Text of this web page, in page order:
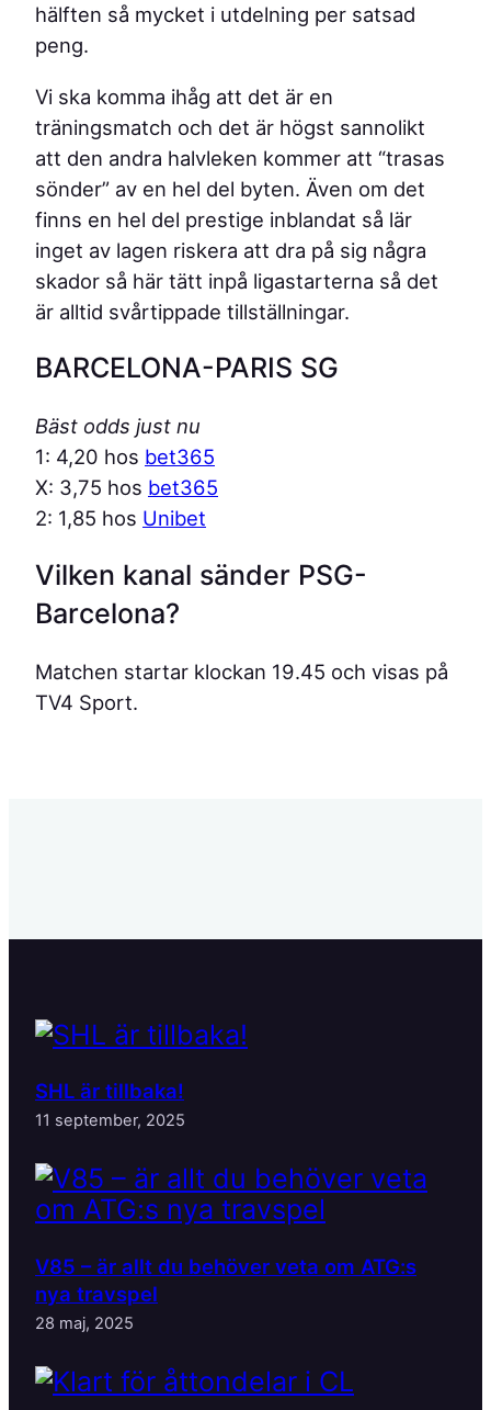
hälften så mycket i utdelning per satsad
peng.
Vi ska komma ihåg att det är en
träningsmatch och det är högst sannolikt
att den andra halvleken kommer att “trasas
sönder” av en hel del byten. Även om det
finns en hel del prestige inblandat så lär
inget av lagen riskera att dra på sig några
skador så här tätt inpå ligastarterna så det
är alltid svårtippade tillställningar.
BARCELONA-PARIS SG
Bäst odds just nu
1: 4,20 hos bet365
X: 3,75 hos bet365
2: 1,85 hos Unibet
Vilken kanal sänder PSG-
Barcelona?
Matchen startar klockan 19.45 och visas på
TV4 Sport.
SHL är tillbaka!
11 september, 2025
V85 – är allt du behöver veta om ATG:s
nya travspel
28 maj, 2025